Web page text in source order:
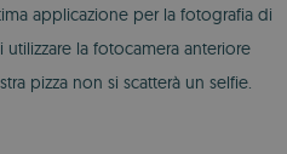
applicazione per la fotografia di
la fotocamera anteriore
pizza non si scatterà un selfie.